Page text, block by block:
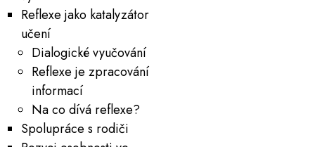
Reflexe jako katalyzátor
učení
Dialogické vyučování
Reflexe je zpracování
informací
Na co dívá reflexe?
Spolupráce s rodiči